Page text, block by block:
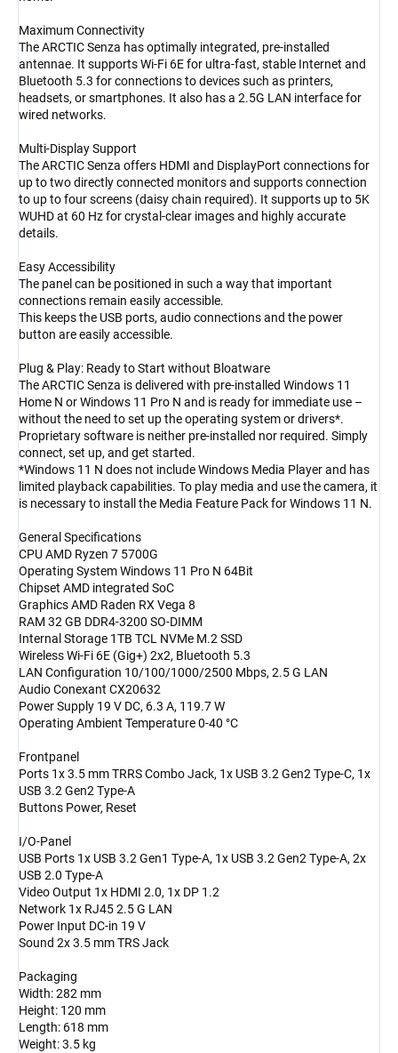
Maximum Connectivity
The ARCTIC Senza has optimally integrated, pre-installed
antennae. It supports Wi-Fi 6E for ultra-fast, stable Internet and
Bluetooth 5.3 for connections to devices such as printers,
headsets, or smartphones. It also has a 2.5G LAN interface for
wired networks.
Multi-Display Support
The ARCTIC Senza offers HDMI and DisplayPort connections for
up to two directly connected monitors and supports connection
to up to four screens (daisy chain required). It supports up to 5K
WUHD at 60 Hz for crystal-clear images and highly accurate
details.
Easy Accessibility
The panel can be positioned in such a way that important
connections remain easily accessible.
This keeps the USB ports, audio connections and the power
button are easily accessible.
Plug & Play: Ready to Start without Bloatware
The ARCTIC Senza is delivered with pre-installed Windows 11
Home N or Windows 11 Pro N and is ready for immediate use –
without the need to set up the operating system or drivers*.
Proprietary software is neither pre-installed nor required. Simply
connect, set up, and get started.
*Windows 11 N does not include Windows Media Player and has
limited playback capabilities. To play media and use the camera, it
is necessary to install the Media Feature Pack for Windows 11 N.
General Specifications
CPU AMD Ryzen 7 5700G
Operating System Windows 11 Pro N 64Bit
Chipset AMD integrated SoC
Graphics AMD Raden RX Vega 8
RAM 32 GB DDR4-3200 SO-DIMM
Internal Storage 1TB TCL NVMe M.2 SSD
Wireless Wi-Fi 6E (Gig+) 2x2, Bluetooth 5.3
LAN Configuration 10/100/1000/2500 Mbps, 2.5 G LAN
Audio Conexant CX20632
Power Supply 19 V DC, 6.3 A, 119.7 W
Operating Ambient Temperature 0-40 °C
Frontpanel
Ports 1x 3.5 mm TRRS Combo Jack, 1x USB 3.2 Gen2 Type-C, 1x
USB 3.2 Gen2 Type-A
Buttons Power, Reset
I/O-Panel
USB Ports 1x USB 3.2 Gen1 Type-A, 1x USB 3.2 Gen2 Type-A, 2x
USB 2.0 Type-A
Video Output 1x HDMI 2.0, 1x DP 1.2
Network 1x RJ45 2.5 G LAN
Power Input DC-in 19 V
Sound 2x 3.5 mm TRS Jack
Packaging
Width: 282 mm
Height: 120 mm
Length: 618 mm
Weight: 3.5 kg